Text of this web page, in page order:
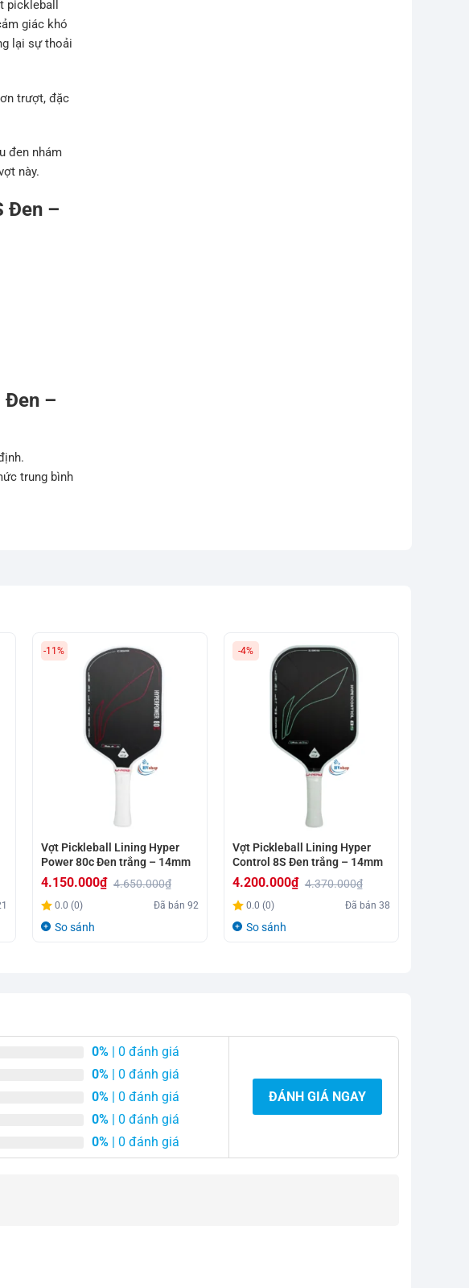
giác khó
lại sự thoải
trượt, đặc
đen nhám
này.
Đen –
Đen –
trung bình
-11%
Vợt Pickleball Lining Hyper
Power 80c Đen trắng – 14mm
4.650.000₫
Giá
gốc
4.150.000₫
Giá
hiện
0.0 (0) Đã bán92
So sánh
-4%
Vợt Pickleball Lining Hyper
Control 8S Đen trắng – 14mm
4.370.000₫
Giá
gốc
4.200.000₫
Giá
hiện
0.0 (0) Đã bán38
So sánh
0% | 0 đánh giá
0% | 0 đánh giá
0% | 0 đánh giá
0% | 0 đánh giá
0% | 0 đánh giá
ĐÁNH GIÁ NGAY